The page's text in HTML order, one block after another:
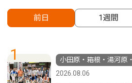
前日 1週間
1
小田原・箱根・湯河原
2026.08.06